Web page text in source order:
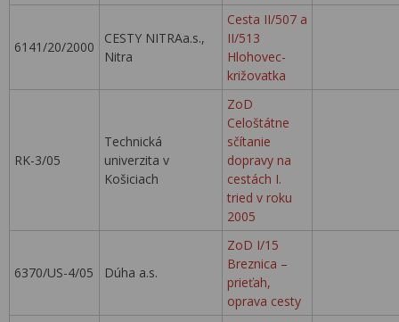
6141/20/2000
CESTY NITRAa.s.,
Nitra
Cesta II/507 a
II/513
Hlohovec-
križovatka
RK-3/05
Technická
univerzita v
Košiciach
ZoD
Celoštátne
sčítanie
dopravy na
cestách I.
tried v roku
2005
6370/US-4/05 Dúha a.s.
ZoD I/15
Breznica –
prieťah,
oprava cesty